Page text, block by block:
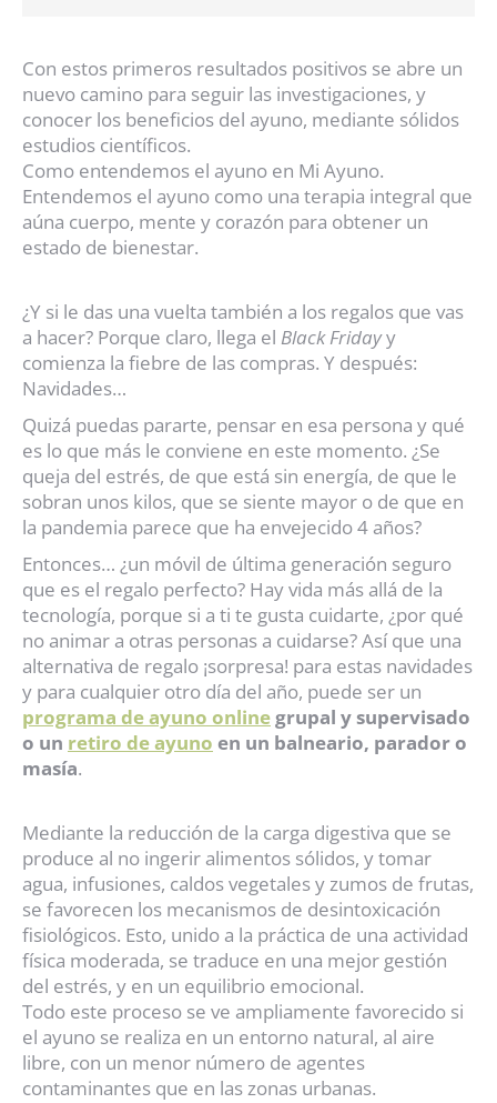
Con estos primeros resultados positivos se abre un
nuevo camino para seguir las investigaciones, y
conocer los beneficios del ayuno, mediante sólidos
estudios científicos.
Como entendemos el ayuno en Mi Ayuno.
Entendemos el ayuno como una terapia integral que
aúna cuerpo, mente y corazón para obtener un
estado de bienestar.
¿Y si le das una vuelta también a los regalos que vas
a hacer? Porque claro, llega el Black Fridayy
comienza la fiebre de las compras. Y después:
Navidades…
Quizá puedas pararte, pensar en esa persona y qué
es lo que más le conviene en este momento. ¿Se
queja del estrés, de que está sin energía, de que le
sobran unos kilos, que se siente mayor o de que en
la pandemia parece que ha envejecido 4 años?
Entonces… ¿un móvil de última generación seguro
que es el regalo perfecto? Hay vida más allá de la
tecnología, porque si a ti te gusta cuidarte, ¿por qué
no animar a otras personas a cuidarse? Así que una
alternativa de regalo ¡sorpresa! para estas navidades
y para cualquier otro día del año, puede ser un
programa de ayuno online grupal y supervisado
o un retiro de ayuno en un balneario, parador o
masía.
Mediante la reducción de la carga digestiva que se
produce al no ingerir alimentos sólidos, y tomar
agua, infusiones, caldos vegetales y zumos de frutas,
se favorecen los mecanismos de desintoxicación
fisiológicos. Esto, unido a la práctica de una actividad
física moderada, se traduce en una mejor gestión
del estrés, y en un equilibrio emocional.
Todo este proceso se ve ampliamente favorecido si
el ayuno se realiza en un entorno natural, al aire
libre, con un menor número de agentes
contaminantes que en las zonas urbanas.